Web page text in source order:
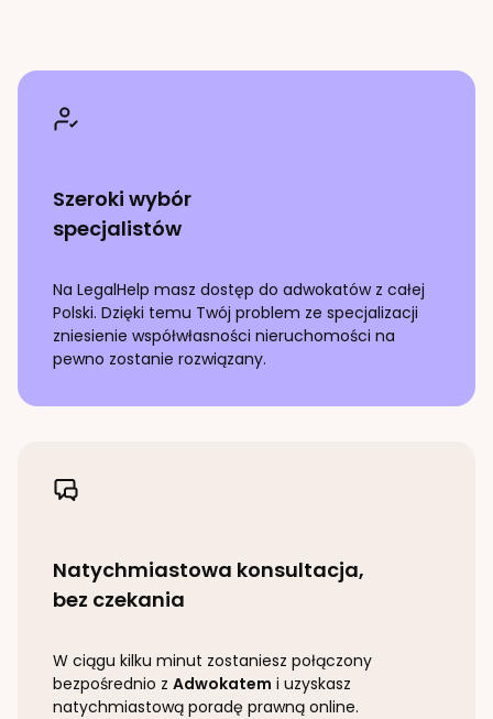
Szeroki wybór
specjalistów
Na LegalHelp masz dostęp do adwokatów z całej
Polski. Dzięki temu Twój problem ze specjalizacji
zniesienie współwłasności nieruchomości na
pewno zostanie rozwiązany.
Natychmiastowa konsultacja,
bez czekania
W ciągu kilku minut zostaniesz połączony
bezpośrednio z Adwokatem i uzyskasz
natychmiastową poradę prawną online.